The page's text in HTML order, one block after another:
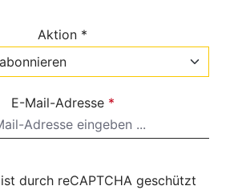
Aktion *
E-Mail-Adresse *
durch reCAPTCHA geschützt